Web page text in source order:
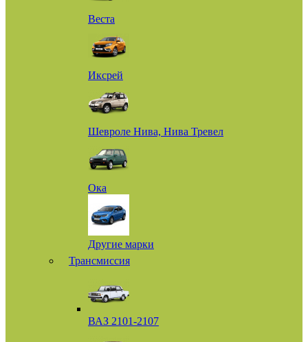
Веста
Иксрей
Шевроле Нива, Нива Тревел
Ока
Другие марки
Трансмиссия
ВАЗ 2101-2107